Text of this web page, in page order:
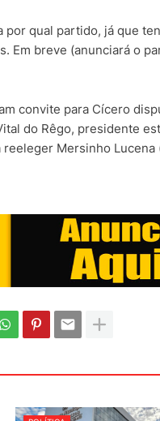
por qual partido, já que
Em breve (anunciará o
convite para Cícero
do Rêgo, presidente
Mersinho Lucena